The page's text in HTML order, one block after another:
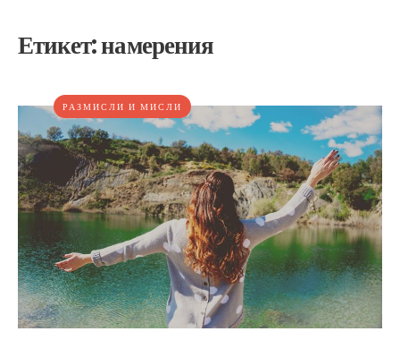
Етикет:намерения
РАЗМИСЛИ И МИСЛИ